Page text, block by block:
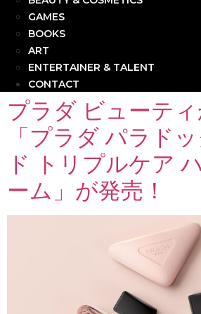
GAMES
BOOKS
ART
ENTERTAINER & TALENT
CONTACT
プラダ ビューティ
「プラダ パラド
ド トリプルケア
ーム」が発売！